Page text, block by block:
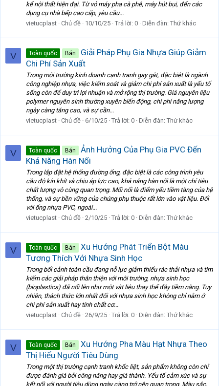
kế nội thất hiện đại. Từ vỏ máy pha cà phê, máy hút bụi, đến các
dụng cụ nhà bếp cao cấp, yêu cầu...
vietucplast Chủ đề 10/10/25 Trả lời: 0 Diễn đàn: Thứ khác
V Toàn quốc Bán
Giải Pháp Phụ Gia Nhựa Giúp Giảm
Chi Phí Sản Xuất
Trong môi trường kinh doanh cạnh tranh gay gắt, đặc biệt là ngành
công nghiệp nhựa, việc kiểm soát và giảm chi phí sản xuất là yếu tố
sống còn để duy trì lợi nhuận và mở rộng thị trường. Giá nguyên liệu
polymer nguyên sinh thường xuyên biến động, chi phí năng lượng
ngày càng tăng cao, và sự cần...
vietucplast Chủ đề 6/10/25 Trả lời: 0 Diễn đàn: Thứ khác
V Toàn quốc Bán
Ảnh Hưởng Của Phụ Gia PVC Đến
Khả Năng Hàn Nối
Trong lắp đặt hệ thống đường ống, đặc biệt là các công trình yêu
cầu độ kín khít và chịu áp lực cao, khả năng hàn nối là một chỉ tiêu
chất lượng vô cùng quan trọng. Mối nối là điểm yếu tiềm tàng của hệ
thống, và sự bền vững của chúng phụ thuộc rất lớn vào vật liệu. Đối
với ống nhựa PVC, ngoài...
vietucplast Chủ đề 2/10/25 Trả lời: 0 Diễn đàn: Thứ khác
V Toàn quốc Bán
Xu Hướng Phát Triển Bột Màu
Tương Thích Với Nhựa Sinh Học
Trong bối cảnh toàn cầu đang nỗ lực giảm thiểu rác thải nhựa và tìm
kiếm các giải pháp thân thiện với môi trường, nhựa sinh học
(bioplastics) đã nổi lên như một vật liệu thay thế đầy tiềm năng. Tuy
nhiên, thách thức lớn nhất đối với nhựa sinh học không chỉ nằm ở
chi phí sản xuất hay tính chất cơ...
vietucplast Chủ đề 26/9/25 Trả lời: 0 Diễn đàn: Thứ khác
V Toàn quốc Bán
Xu Hướng Pha Màu Hạt Nhựa Theo
Thị Hiếu Người Tiêu Dùng
Trong một thị trường cạnh tranh khốc liệt, sản phẩm không còn chỉ
được đánh giá bởi công năng hay giá thành. Yếu tố cảm xúc và sự
kết nối với người tiêu dùng ngày càng trở nên quan trọng. Màu sắc,